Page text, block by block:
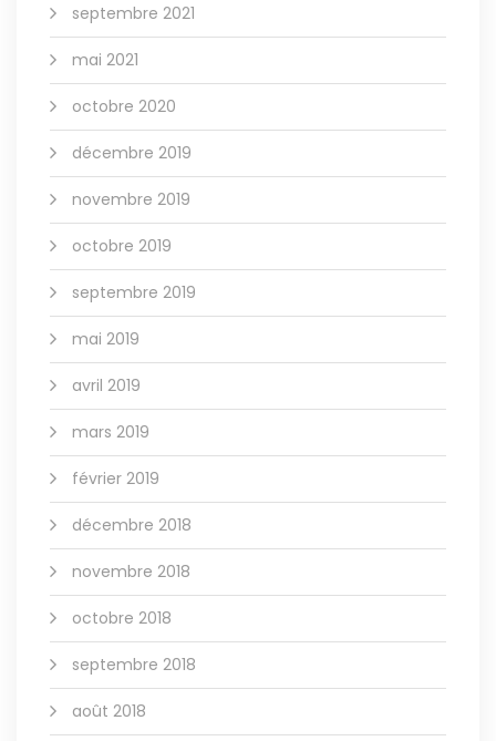
septembre 2021
mai 2021
octobre 2020
décembre 2019
novembre 2019
octobre 2019
septembre 2019
mai 2019
avril 2019
mars 2019
février 2019
décembre 2018
novembre 2018
octobre 2018
septembre 2018
août 2018